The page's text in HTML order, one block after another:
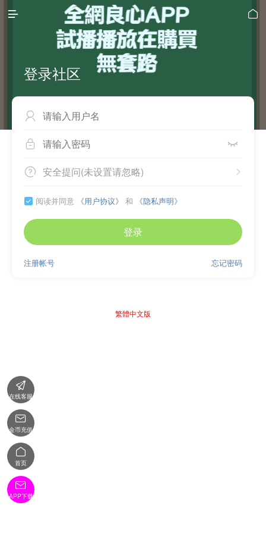
 
登录社区

 
 
安全提问(未设置请忽略)
 阅读并同意 《用户协议》 和 《隐私声明》
登录
忘记密码
注册帐号
繁體中文版

在线客服

金币充值

首页

APP下载